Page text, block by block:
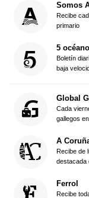
Somos
Recibe
primario
5
Boletín
baja
Global
Cada
gallegos
A
Recibe de
destacada
Ferrol
Recibe